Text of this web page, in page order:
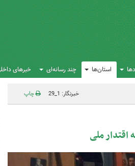
استان‌ها چند رسانه‌ای خبرهای
خبرنگار: 1_29 چاپ
ملی